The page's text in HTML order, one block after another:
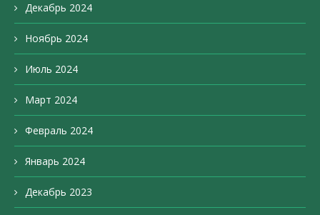
Декабрь 2024
Ноябрь 2024
Июль 2024
Март 2024
Февраль 2024
Январь 2024
Декабрь 2023